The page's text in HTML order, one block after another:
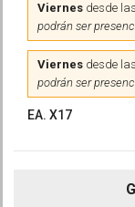
Viernes desde
podrán ser
Viernes desde
podrán ser
EA. X17
G